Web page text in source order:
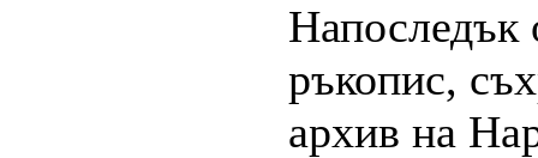
Напоследък
ръкопис,
архив на